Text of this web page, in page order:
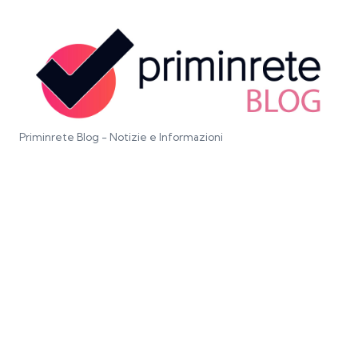
Priminrete Blog - Notizie e Informazioni